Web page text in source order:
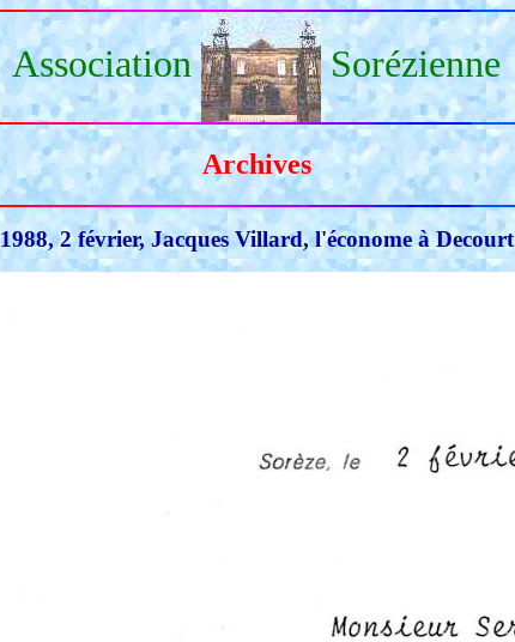
Association Sorézienne
Archives
1988, 2 février, Jacques Villard, l'économe à Decourt